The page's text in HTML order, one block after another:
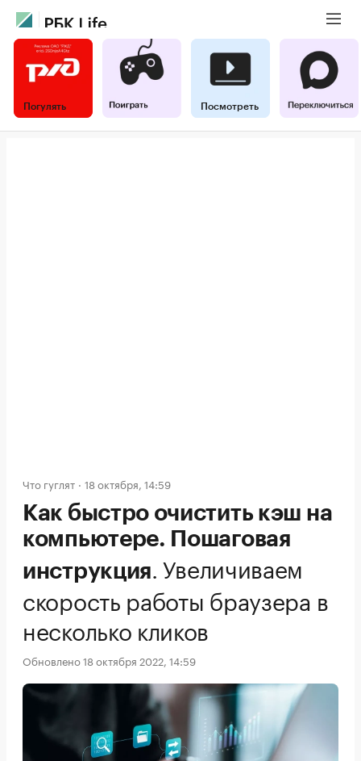
Погулять Посмотреть
Что гуглят 18 октября, 14:59
Как быстро очистить кэш на
компьютере. Пошаговая
инструкция.Увеличиваем
скорость работы браузера в
несколько кликов
Обновлено 18 октября 2022, 14:59